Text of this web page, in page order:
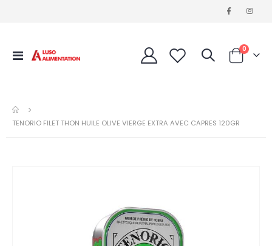
Alternar
Cart
0artigos
TENORIO FILET THON HUILE OLIVE VIERGE EXTRA AVEC CAPRES 120GR